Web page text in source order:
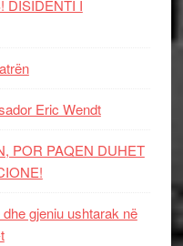
DISIDENTI I
Eric Wendt
POR PAQEN DUHET
gjeniu ushtarak në